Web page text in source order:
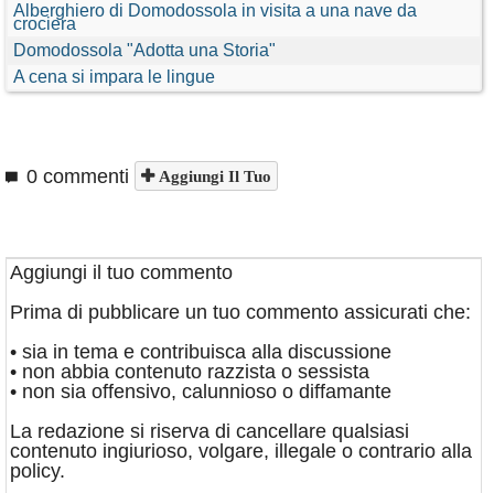
Alberghiero di Domodossola in visita a una nave da
crociera
Domodossola "Adotta una Storia"
A cena si impara le lingue
0 commenti Aggiungi Il Tuo
Aggiungi il tuo commento
Prima di pubblicare un tuo commento assicurati che:
• sia in tema e contribuisca alla discussione
• non abbia contenuto razzista o sessista
• non sia offensivo, calunnioso o diffamante
La redazione si riserva di cancellare qualsiasi
contenuto ingiurioso, volgare, illegale o contrario alla
policy.